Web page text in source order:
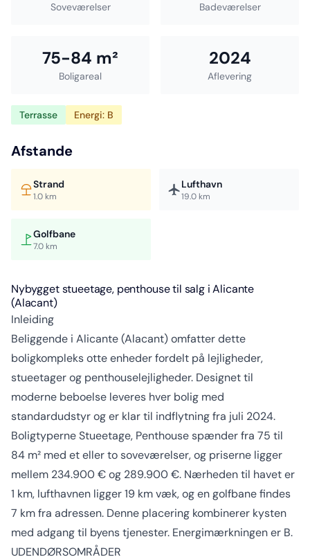
Soveværelser Badeværelser
75-84 m²
Boligareal
2024
Aflevering
Terrasse Energi: B
Afstande
Strand
1.0 km
Lufthavn
19.0 km
Golfbane
7.0 km
Nybygget stueetage, penthouse til salg i Alicante
(Alacant)
Inleiding
Beliggende i Alicante (Alacant) omfatter dette
boligkompleks otte enheder fordelt på lejligheder,
stueetager og penthouselejligheder. Designet til
moderne beboelse leveres hver bolig med
standardudstyr og er klar til indflytning fra juli 2024.
Boligtyperne Stueetage, Penthouse spænder fra 75 til
84 m² med et eller to soveværelser, og priserne ligger
mellem 234.900 € og 289.900 €. Nærheden til havet er
1 km, lufthavnen ligger 19 km væk, og en golfbane findes
7 km fra adressen. Denne placering kombinerer kysten
med adgang til byens tjenester. Energimærkningen er B.
UDENDØRSOMRÅDER